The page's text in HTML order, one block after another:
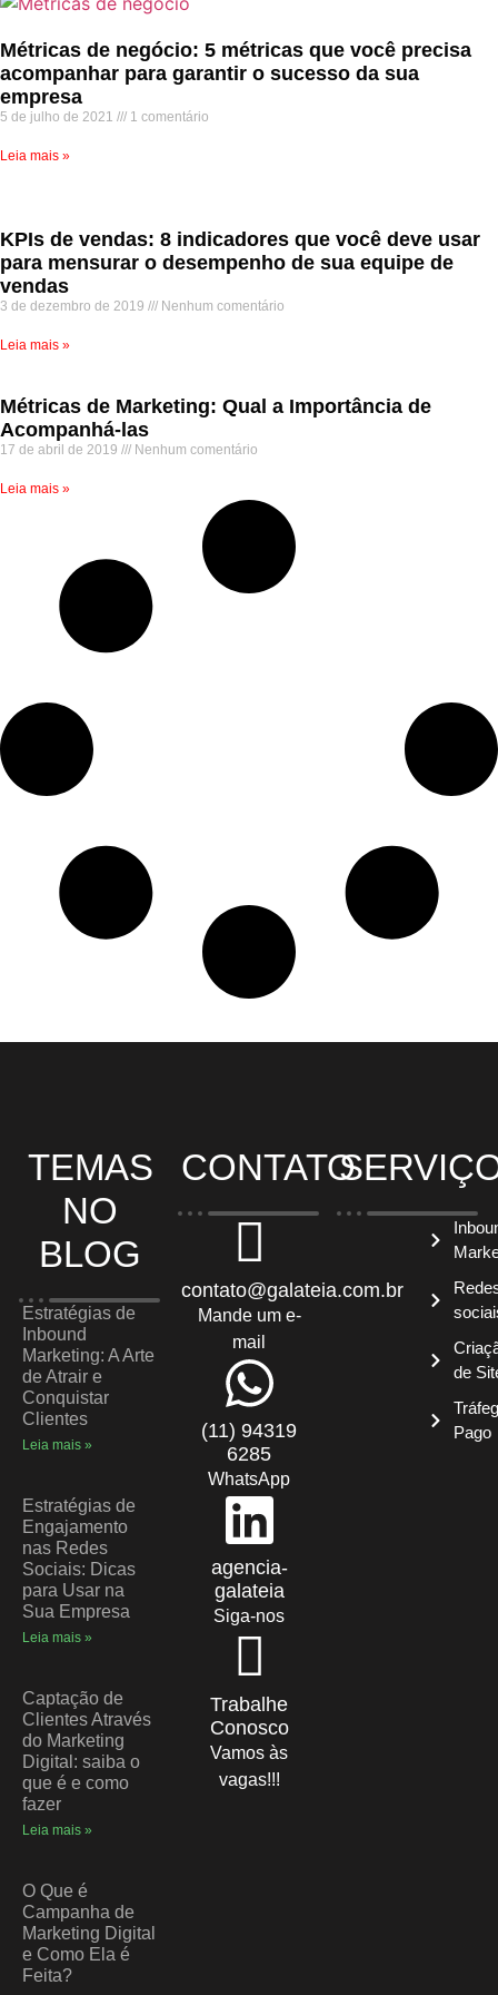
Métricas de negócio: 5 métricas que você precisa
acompanhar para garantir o sucesso da sua
empresa
5 de julho de 2021 1 comentário
Leia mais »
KPIs de vendas: 8 indicadores que você deve usar
para mensurar o desempenho de sua equipe de
vendas
3 de dezembro de 2019 Nenhum comentário
Leia mais »
Métricas de Marketing: Qual a Importância de
Acompanhá-las
17 de abril de 2019 Nenhum comentário
Leia mais »
TEMAS
NO
BLOG
Estratégias de
Inbound
Marketing: A Arte
de Atrair e
Conquistar
Clientes
Leia mais »
Estratégias de
Engajamento
nas Redes
Sociais: Dicas
para Usar na
Sua Empresa
Leia mais »
Captação de
Clientes Através
do Marketing
Digital: saiba o
que é e como
fazer
Leia mais »
O Que é
Campanha de
Marketing Digital
e Como Ela é
Feita?
CONTATO
contato@galateia.com.br
Mande um e-
mail
(11) 94319
6285
WhatsApp
agencia-
galateia
Siga-nos
Trabalhe
Conosco
Vamos às
vagas!!!
de
Pago